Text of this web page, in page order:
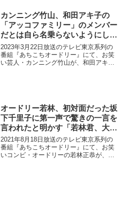
カンニング竹山、和田アキ子の
「アッコファミリー」のメンバー
だとは自ら名乗らないようにして
いる理由
2023年3月22日放送のテレビ東京系列の
番組『あちこちオードリー』にて、お笑
い芸人・カンニング竹山が、和田アキ子
オードリー若林、初対面だった坂
下千里子に第一声で驚きの一言を
言われたと明かす「若林君、大人
で人見知りなんて絶対ダメなんだ
からね！」
2021年8月18日放送のテレビ東京系列の
番組『あちこちオードリー』にて、お笑
いコンビ・オードリーの若林正恭が、初